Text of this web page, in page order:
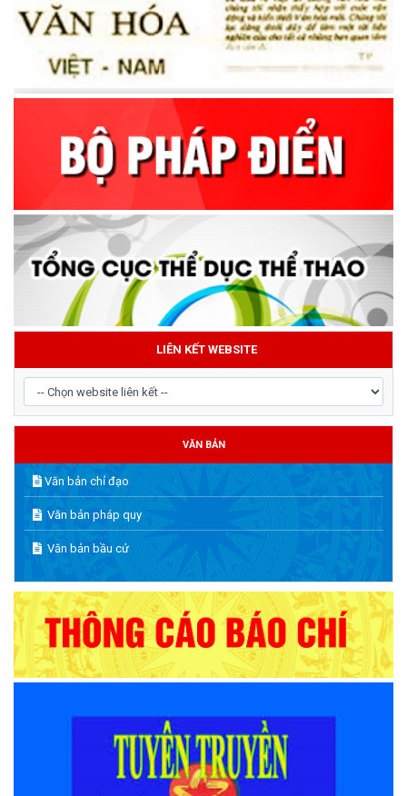
LIÊN KẾT WEBSITE
VĂN BẢN
Văn bản chỉ đạo
Văn bản pháp quy
Văn bản bầu cử